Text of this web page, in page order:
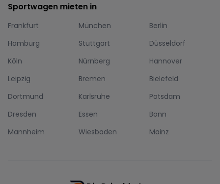
Sportwagen mieten in
Frankfurt München
Berlin
Hamburg
Stuttgart
Düsseldorf
Köln
Nürnberg
Hannover
Leipzig
Bremen
Bielefeld
Dortmund
Karlsruhe
Potsdam
Dresden
Essen
Bonn
Mannheim
Wiesbaden Mainz